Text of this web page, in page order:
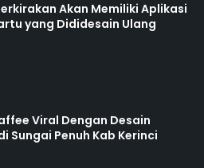
Akan Memiliki Aplikasi
yang Dididesain Ulang
Viral Dengan Desain
Sungai Penuh Kab Kerinci